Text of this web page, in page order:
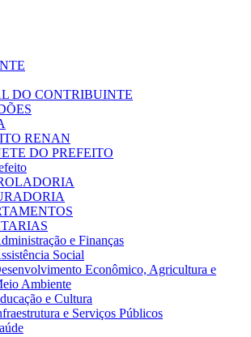
DO CONTRIBUINTE
RENAN
DO PREFEITO
e Finanças
Social
Econômico, Agricultura e
Ambiente
e Cultura
e Serviços Públicos